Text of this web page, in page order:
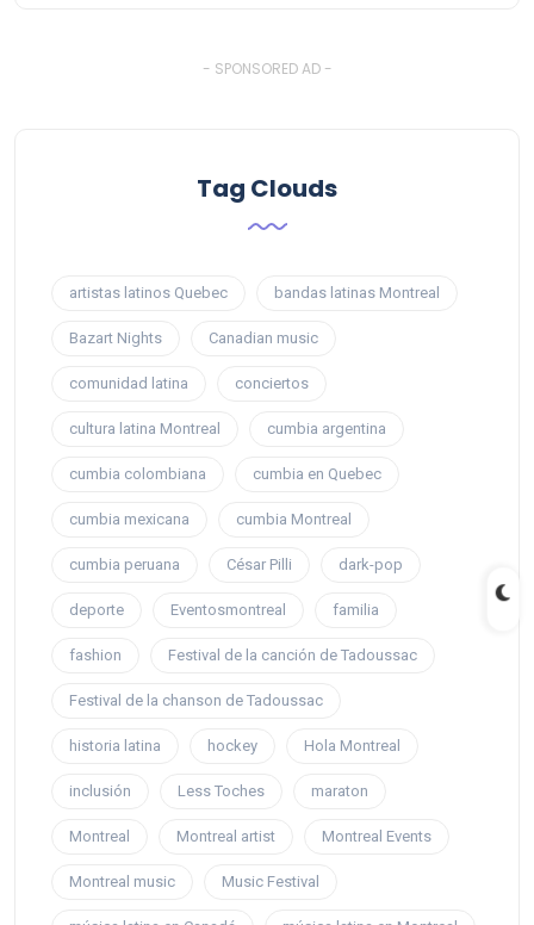
- SPONSORED AD -
Tag Clouds
artistas latinos Quebec bandas latinas Montreal
Bazart Nights Canadian music
comunidad latina conciertos
cultura latina Montreal cumbia argentina
cumbia colombiana cumbia en Quebec
cumbia mexicana cumbia Montreal
cumbia peruana César Pilli dark-pop
deporte Eventosmontreal familia
fashion Festival de la canción de Tadoussac
Festival de la chanson de Tadoussac
historia latina hockey Hola Montreal
inclusión Less Toches maraton
Montreal Montreal artist Montreal Events
Montreal music Music Festival